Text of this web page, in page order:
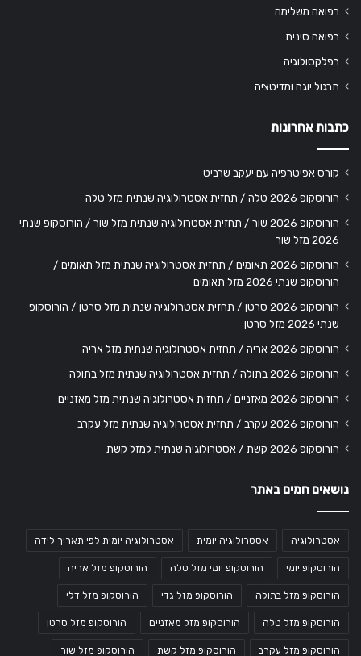
רפואה משלימה
רפואה סינית
רפלקסולוגיה
תרגול יוגה ומדיטציה
כתבות אחרונות
קורס אפיטרפיה עם יעקב שרביט
הורוסקופ 2026 טלה / תחזית אסטרולוגיה שנתית מזל טלה
הורוסקופ 2026 שור / תחזית אסטרולוגיה שנתית מזל שור / הורוסקופ שנתי
2026 מזל שור
הורוסקופ 2026 תאומים / תחזית אסטרולוגיה שנתית מזל תאומים /
הורוסקופ שנתי 2026 מזל תאומים
הורוסקופ 2026 סרטן / תחזית אסטרולוגיה שנתית מזל סרטן / הורוסקופ
שנתי 2026 מזל סרטן
הורוסקופ 2026 אריה / תחזית אסטרולוגיה שנתית מזל אריה
הורוסקופ 2026 בתולה / תחזית אסטרולוגיה שנתית מזל בתולה
הורוסקופ 2026 מאזניים / תחזית אסטרולוגיה שנתית מזל מאזניים
הורוסקופ 2026 עקרב / תחזית אסטרולוגיה שנתית מזל עקרב
הורוסקופ 2026 קשת / אסטרולוגיה שנתית למזל קשת
נושאים חמים באתר
אסטרולוגיה אסטרולוגיה יומית אסטרולוגיה יומית לפי תאריך לידה
הורוסקופ יומי הורוסקופ יומי מזל טלה הורוסקופ מזל אריה
הורוסקופ מזל בתולה הורוסקופ מזל גדי הורוסקופ מזל דלי
הורוסקופ מזל טלה הורוסקופ מזל מאזניים הורוסקופ מזל סרטן
הורוסקופ מזל עקרב הורוסקופ מזל קשת הורוסקופ מזל שור